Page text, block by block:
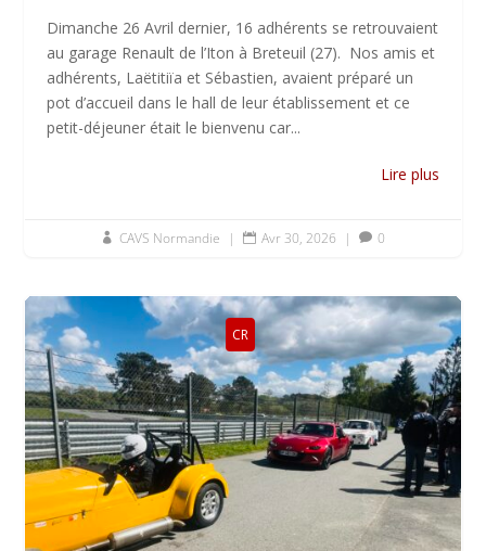
Dimanche 26 Avril dernier, 16 adhérents se retrouvaient
au garage Renault de l’Iton à Breteuil (27). Nos amis et
adhérents, Laëtitiïa et Sébastien, avaient préparé un
pot d’accueil dans le hall de leur établissement et ce
petit-déjeuner était le bienvenu car...
Lire plus
 CAVS Normandie |  Avr 30, 2026 |  0
CR